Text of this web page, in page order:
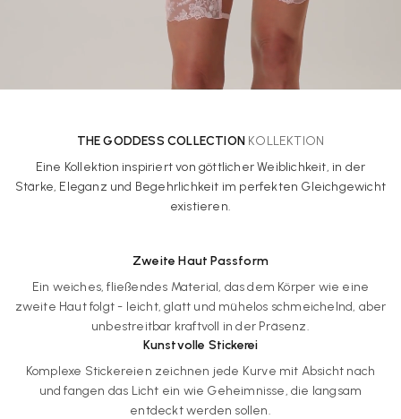
THE GODDESS COLLECTION KOLLEKTION
Eine Kollektion inspiriert von göttlicher Weiblichkeit, in der
Stärke, Eleganz und Begehrlichkeit im perfekten Gleichgewicht
existieren.
Zweite Haut Passform
Ein weiches, fließendes Material, das dem Körper wie eine
zweite Haut folgt - leicht, glatt und mühelos schmeichelnd, aber
unbestreitbar kraftvoll in der Präsenz.
Kunstvolle Stickerei
Komplexe Stickereien zeichnen jede Kurve mit Absicht nach
und fangen das Licht ein wie Geheimnisse, die langsam
entdeckt werden sollen.